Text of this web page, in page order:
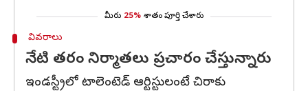
మీరు 25% శాతం పూర్తి చేశారు
వివరాలు
నేటి తరం నిర్మాతలు ప్రచారం చేస్తున్నారు
ఇండస్ట్రీలో టాలెంటెడ్ ఆర్టిస్టులంటే చిరాకు